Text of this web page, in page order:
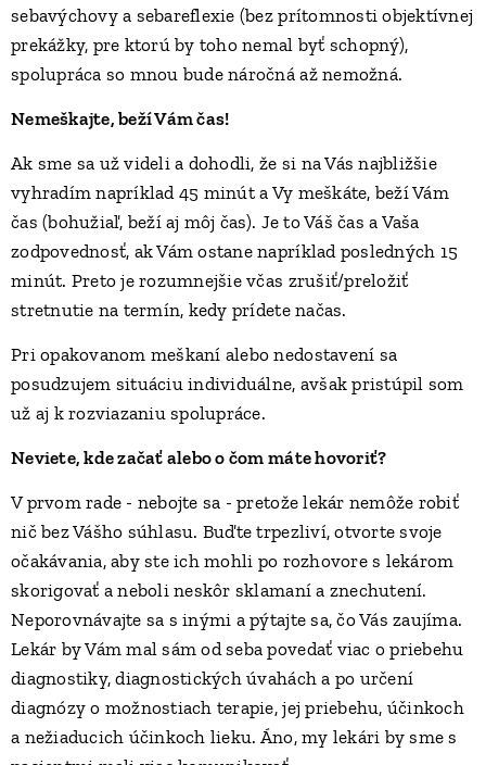
sebavýchovy a sebareflexie (bez prítomnosti objektívnej
prekážky, pre ktorú by toho nemal byť schopný),
spolupráca so mnou bude náročná až nemožná.
Nemeškajte, beží Vám čas!
Ak sme sa už videli a dohodli, že si na Vás najbližšie
vyhradím napríklad 45 minút a Vy meškáte, beží Vám
čas (bohužiaľ, beží aj môj čas). Je to Váš čas a Vaša
zodpovednosť, ak Vám ostane napríklad posledných 15
minút. Preto je rozumnejšie včas zrušiť/preložiť
stretnutie na termín, kedy prídete načas.
Pri opakovanom meškaní alebo nedostavení sa
posudzujem situáciu individuálne, avšak pristúpil som
už aj k rozviazaniu spolupráce.
Neviete, kde začať alebo o čom máte hovoriť?
V prvom rade - nebojte sa - pretože lekár nemôže robiť
nič bez Vášho súhlasu. Buďte trpezliví, otvorte svoje
očakávania, aby ste ich mohli po rozhovore s lekárom
skorigovať a neboli neskôr sklamaní a znechutení.
Neporovnávajte sa s inými a pýtajte sa, čo Vás zaujíma.
Lekár by Vám mal sám od seba povedať viac o priebehu
diagnostiky, diagnostických úvahách a po určení
diagnózy o možnostiach terapie, jej priebehu, účinkoch
a nežiaducich účinkoch lieku. Áno, my lekári by sme s